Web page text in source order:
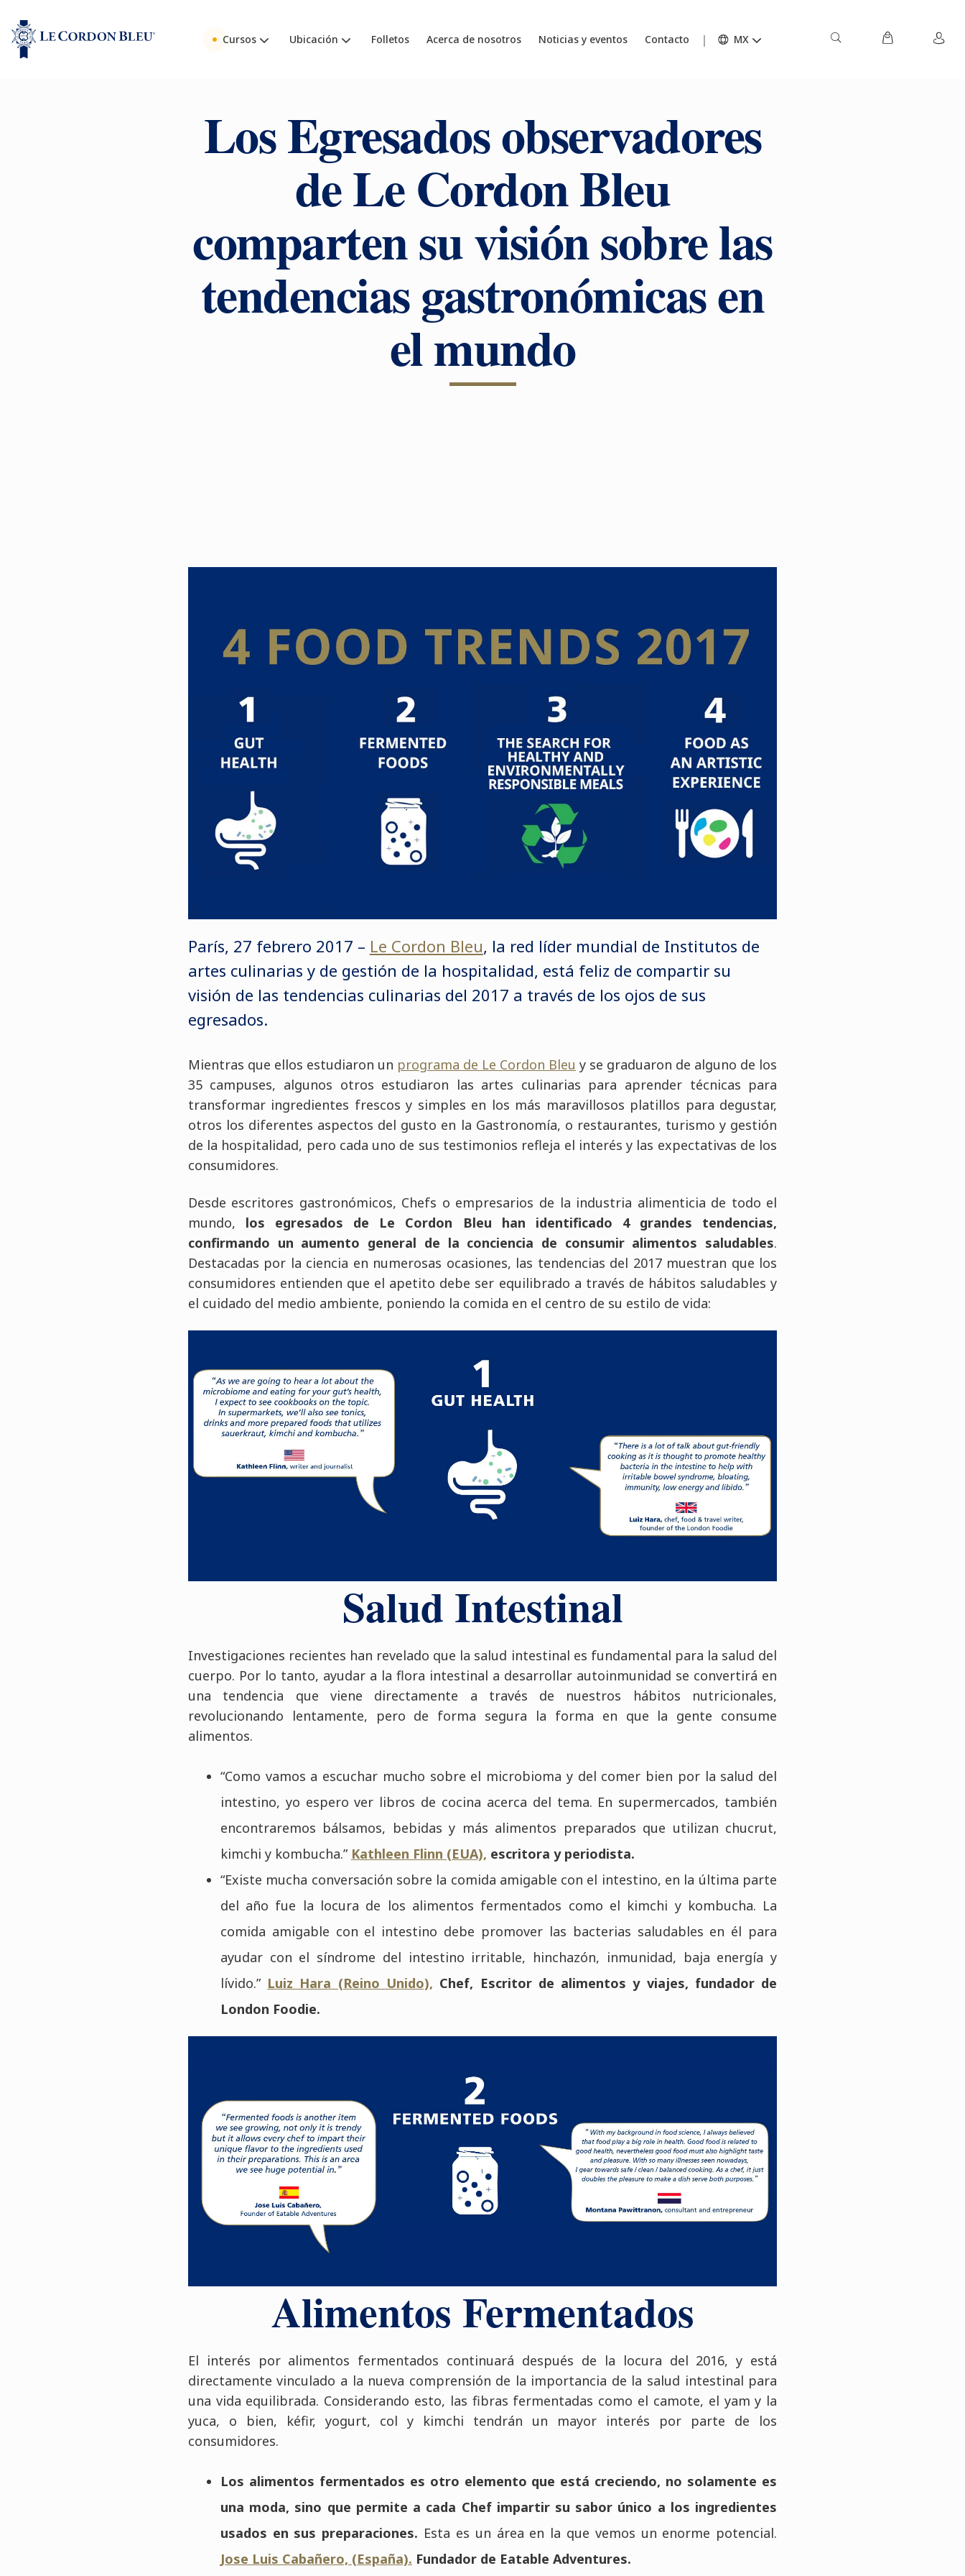
Cursos Ubicación Folletos Acerca de nosotros Noticias y eventos Contacto MX
Los Egresados observadores
de Le Cordon Bleu
comparten su visión sobre las
tendencias gastronómicas en
el mundo
París, 27 febrero 2017 – Le Cordon Bleu, la red líder mundial de Institutos de
artes culinarias y de gestión de la hospitalidad, está feliz de compartir su
visión de las tendencias culinarias del 2017 a través de los ojos de sus
egresados.
Mientras que ellos estudiaron un programa de Le Cordon Bleu y se graduaron de alguno de los
35 campuses, algunos otros estudiaron las artes culinarias para aprender técnicas para
transformar ingredientes frescos y simples en los más maravillosos platillos para degustar,
otros los diferentes aspectos del gusto en la Gastronomía, o restaurantes, turismo y gestión
de la hospitalidad, pero cada uno de sus testimonios refleja el interés y las expectativas de los
consumidores.
Desde escritores gastronómicos, Chefs o empresarios de la industria alimenticia de todo el
mundo, los egresados de Le Cordon Bleu han identificado 4 grandes tendencias,
confirmando un aumento general de la conciencia de consumir alimentos saludables.
Destacadas por la ciencia en numerosas ocasiones, las tendencias del 2017 muestran que los
consumidores entienden que el apetito debe ser equilibrado a través de hábitos saludables y
el cuidado del medio ambiente, poniendo la comida en el centro de su estilo de vida:
Salud Intestinal
Investigaciones recientes han revelado que la salud intestinal es fundamental para la salud del
cuerpo. Por lo tanto, ayudar a la flora intestinal a desarrollar autoinmunidad se convertirá en
una tendencia que viene directamente a través de nuestros hábitos nutricionales,
revolucionando lentamente, pero de forma segura la forma en que la gente consume
alimentos.
“Como vamos a escuchar mucho sobre el microbioma y del comer bien por la salud del
intestino, yo espero ver libros de cocina acerca del tema. En supermercados, también
encontraremos bálsamos, bebidas y más alimentos preparados que utilizan chucrut,
kimchi y kombucha.” Kathleen Flinn (EUA), escritora y periodista.
“Existe mucha conversación sobre la comida amigable con el intestino, en la última parte
del año fue la locura de los alimentos fermentados como el kimchi y kombucha. La
comida amigable con el intestino debe promover las bacterias saludables en él para
ayudar con el síndrome del intestino irritable, hinchazón, inmunidad, baja energía y
lívido.” Luiz Hara (Reino Unido), Chef, Escritor de alimentos y viajes, fundador de
London Foodie.
Alimentos Fermentados
El interés por alimentos fermentados continuará después de la locura del 2016, y está
directamente vinculado a la nueva comprensión de la importancia de la salud intestinal para
una vida equilibrada. Considerando esto, las fibras fermentadas como el camote, el yam y la
yuca, o bien, kéfir, yogurt, col y kimchi tendrán un mayor interés por parte de los
consumidores.
Los alimentos fermentados es otro elemento que está creciendo, no solamente es
una moda, sino que permite a cada Chef impartir su sabor único a los ingredientes
usados en sus preparaciones. Esta es un área en la que vemos un enorme potencial.
Jose Luis Cabañero, (España). Fundador de Eatable Adventures.